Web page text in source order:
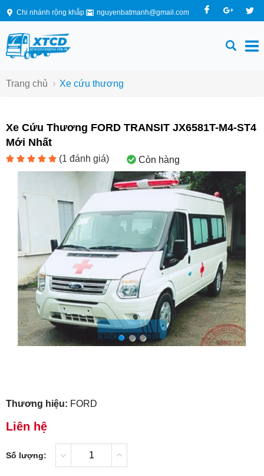
Chi nhánh rộng khắp nguyenbatmanh@gmail.com
Trang chủ Xe cứu thương
Xe Cứu Thương FORD TRANSIT JX6581T-M4-ST4
Mới Nhất
(1 đánh giá) Còn hàng
Thương hiệu: FORD
Liên hệ
Số lượng: